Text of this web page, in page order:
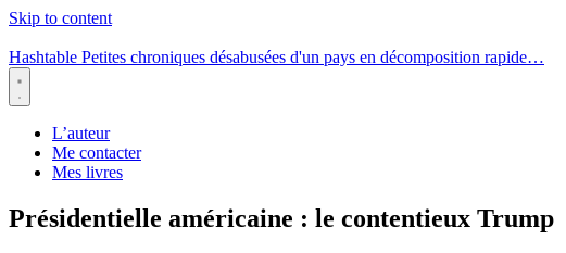
Skip to content
Hashtable Petites chroniques désabusées d'un pays en décomposition rapide…
Menu
L’auteur
Me contacter
Mes livres
Présidentielle américaine : le contentieux Trump